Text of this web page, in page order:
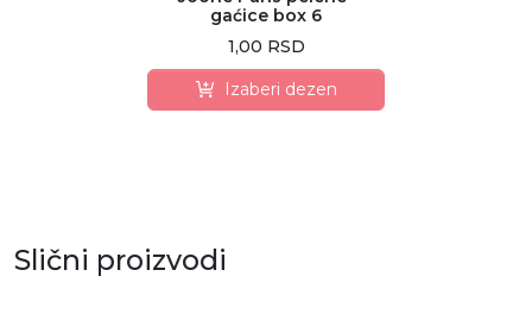
gaćice box 6
1,00 RSD
Izaberi dezen
Slični proizvodi